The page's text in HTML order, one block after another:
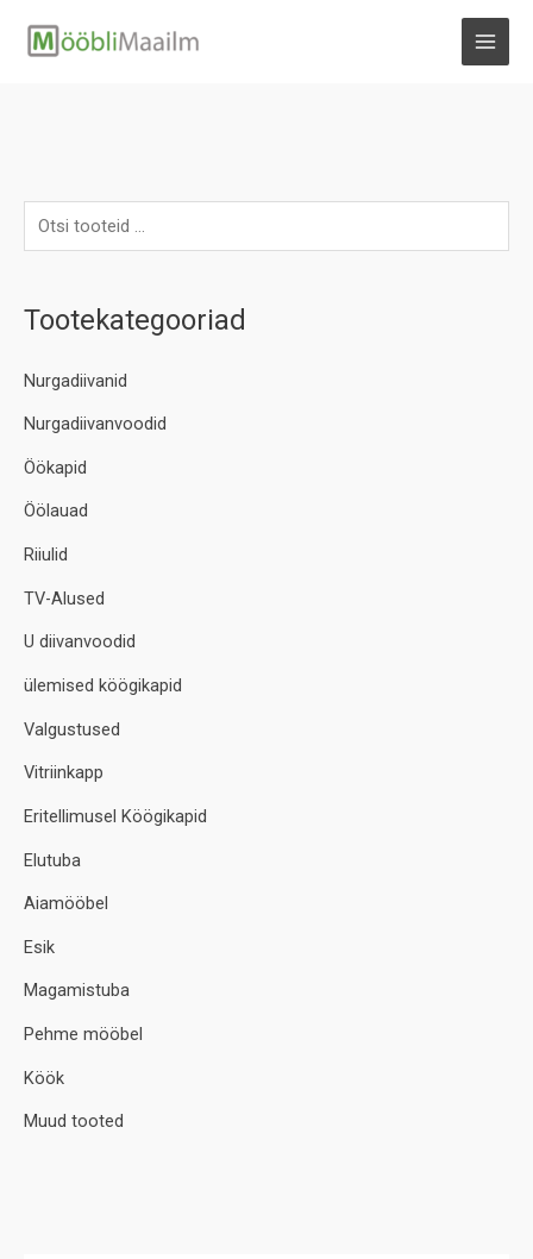
Tootekategooriad
Nurgadiivanid
Nurgadiivanvoodid
Öökapid
Öölauad
Riiulid
TV-Alused
U diivanvoodid
ülemised köögikapid
Valgustused
Vitriinkapp
Eritellimusel Köögikapid
Elutuba
Aiamööbel
Esik
Magamistuba
Pehme mööbel
Köök
Muud tooted